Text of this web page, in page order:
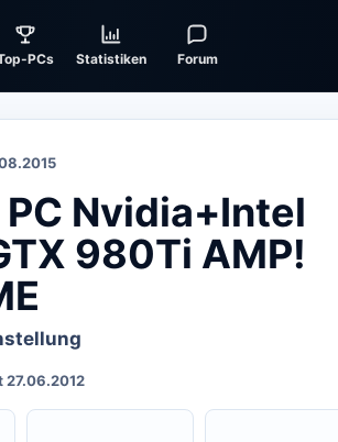
PCs Statistiken Forum
Nvidia+Intel
980Ti AMP!
27.06.2012